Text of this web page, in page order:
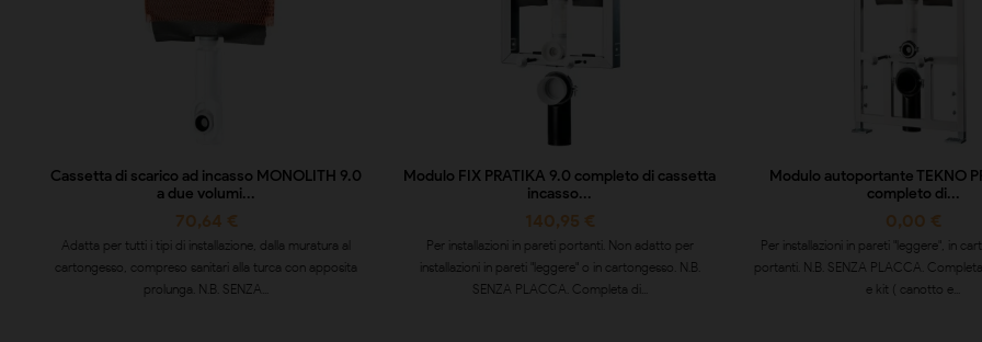
Cassetta di scarico ad incasso MONOLITH 9.0
a due volumi...
70,64 €
Adatta per tutti i tipi di installazione, dalla muratura al
cartongesso, compreso sanitari alla turca con apposita
prolunga. N.B. SENZA...
Modulo FIX PRATIKA 9.0 completo di cassetta
incasso...
140,95 €
Per installazioni in pareti portanti. Non adatto per
installazioni in pareti "leggere" o in cartongesso. N.B.
SENZA PLACCA. Completa di...
Modulo autoportante TEKNO
completo di...
0,00 €
Per installazioni in pareti "leggere", in
portanti. N.B. SENZA PLACCA.
e kit ( canotto e...